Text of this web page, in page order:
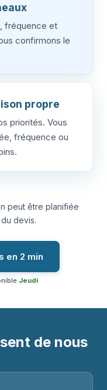
fréquence et
confirmons le
propre
priorités. Vous
fréquence ou
peut être planifiée
devis.
en 2 min
Jeudi
de nous